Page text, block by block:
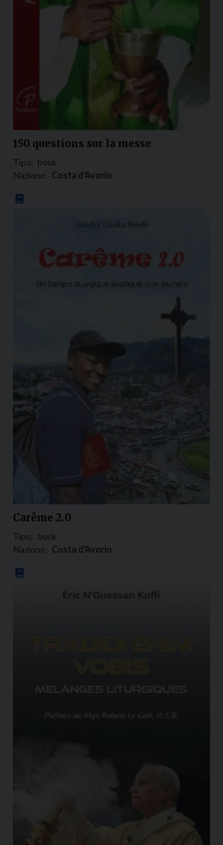
150 questions sur la messe
Tipo: book
Nazione: Costa d'Avorio
Carême 2.0
Tipo: book
Nazione: Costa d'Avorio